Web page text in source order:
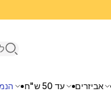
אביזרים עד 50 ש"ח